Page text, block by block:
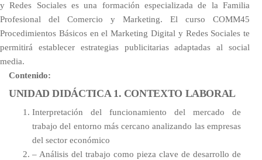
y Redes Sociales es una formación especializada de la Familia
Profesional del Comercio y Marketing. El curso COMM45
Procedimientos Básicos en el Marketing Digital y Redes Sociales te
permitirá establecer estrategias publicitarias adaptadas al social
media.
Contenido:
UNIDAD DIDÁCTICA 1. CONTEXTO LABORAL
Interpretación del funcionamiento del mercado de
trabajo del entorno más cercano analizando las empresas
del sector económico
– Análisis del trabajo como pieza clave de desarrollo de